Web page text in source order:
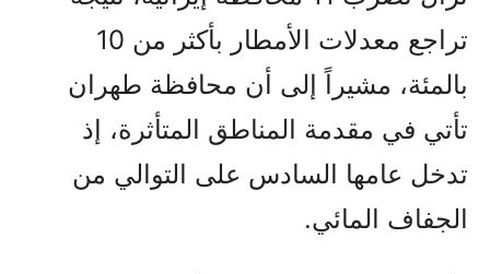
تراجع معدلات الأمطار بأكثر من 10
بالمئة، مشيراً إلى أن محافظة طهران
تأتي في مقدمة المناطق المتأثرة، إذ
تدخل عامها السادس على التوالي من
الجفاف المائي.